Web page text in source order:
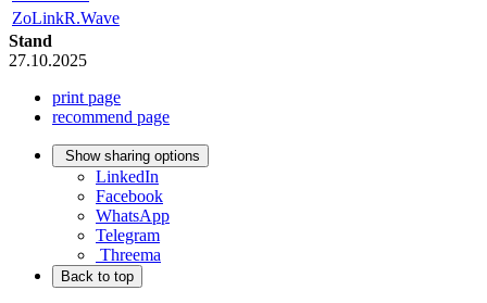
ZoLinkR.Wave
Stand
27.10.2025
print page
recommend page
Show sharing options
LinkedIn
Facebook
WhatsApp
Telegram
Threema
Back to top